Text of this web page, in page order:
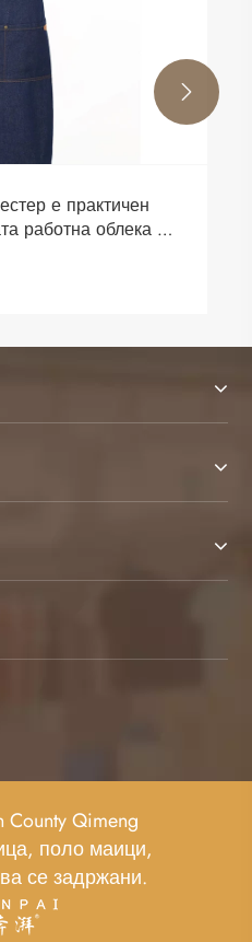
дуксери?

Qimeng
поло маици,
се задржани.